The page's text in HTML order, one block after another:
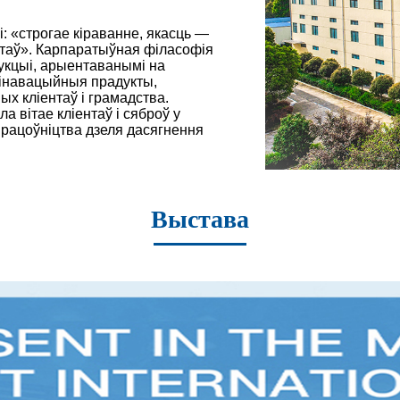
«строгае кіраванне, якасць —
Карпаратыўная філасофія
арыентаванымі на
прадукты,
кліентаў і грамадства.
кліентаў і сяброў у
дзеля дасягнення
Выстава